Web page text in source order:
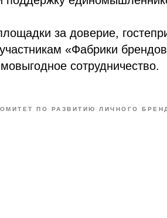
за доверие,
«Фабрики
сотрудничество.
ПО РАЗВИТИЮ ЛИЧНОГО